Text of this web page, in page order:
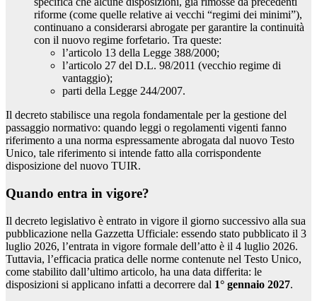
riforme (come quelle relative ai vecchi “regimi dei minimi”),
continuano a considerarsi abrogate per garantire la continuità
con il nuovo regime forfetario. Tra queste:
l’articolo 13 della Legge 388/2000;
l’articolo 27 del D.L. 98/2011 (vecchio regime di
vantaggio);
parti della Legge 244/2007.
Il decreto stabilisce una regola fondamentale per la gestione del
passaggio normativo: quando leggi o regolamenti vigenti fanno
riferimento a una norma espressamente abrogata dal nuovo Testo
Unico, tale riferimento si intende fatto alla corrispondente
disposizione del nuovo TUIR.
Quando entra in vigore?
Il decreto legislativo è entrato in vigore il giorno successivo alla sua
pubblicazione nella Gazzetta Ufficiale: essendo stato pubblicato il 3
luglio 2026, l’entrata in vigore formale dell’atto è il 4 luglio 2026.
Tuttavia, l’efficacia pratica delle norme contenute nel Testo Unico,
come stabilito dall’ultimo articolo, ha una data differita: le
disposizioni si applicano infatti a decorrere dal 1° gennaio 2027.